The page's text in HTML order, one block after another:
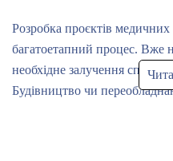
Розробка проєктів медичних
багатоетапний процес. Вже
необхідне залучення
Будівництво чи